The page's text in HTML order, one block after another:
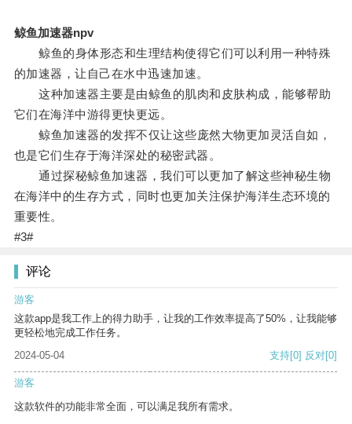
鲸鱼加速器npv
鲸鱼的身体形态和生理结构使得它们可以利用一种特殊
的加速器，让自己在水中迅速加速。
这种加速器主要是由鲸鱼的肌肉和皮肤构成，能够帮助
它们在海洋中游得更快更远。
鲸鱼加速器的发挥不仅让这些庞然大物更加灵活自如，
也是它们生存于海洋深处的秘密武器。
通过探秘鲸鱼加速器，我们可以更加了解这些神秘生物
在海洋中的生存方式，同时也更加关注保护海洋生态环境的
重要性。
#3#
评论
游客
这款app是我工作上的得力助手，让我的工作效率提高了50%，让我能够
更轻松地完成工作任务。
2024-05-04
支持[0] 反对[0]
游客
这款软件的功能非常全面，可以满足我所有需求。